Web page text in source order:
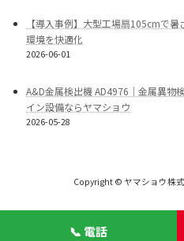
【導入事例】大型工場扇105cmで
環境を快適化
2026-06-01
A&D金属検出機 AD4976｜金属異物
イン設備ならヤマショウ
2026-05-28
Copyright © ヤマショウ株
📞 電話